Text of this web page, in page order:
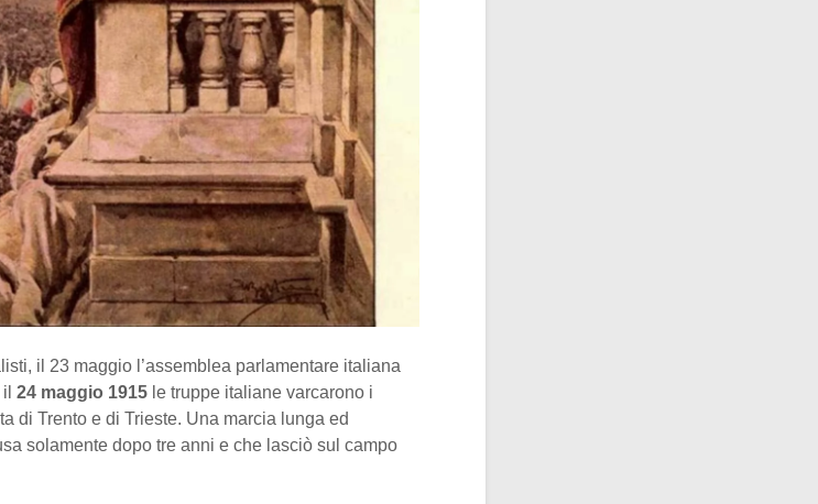
il 23 maggio l’assemblea parlamentare italiana
24 maggio 1915 le truppe italiane varcarono i
di Trento e di Trieste. Una marcia lunga ed
solamente dopo tre anni e che lasciò sul campo